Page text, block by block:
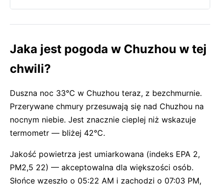
Jaka jest pogoda w Chuzhou w tej
chwili?
Duszna noc 33°C w Chuzhou teraz, z bezchmurnie.
Przerywane chmury przesuwają się nad Chuzhou na
nocnym niebie. Jest znacznie cieplej niż wskazuje
termometr — bliżej 42°C.
Jakość powietrza jest umiarkowana (indeks EPA 2,
PM2,5 22) — akceptowalna dla większości osób.
Słońce wzeszło o 05:22 AM i zachodzi o 07:03 PM,